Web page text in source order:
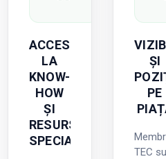
ACCES
LA
KNOW-
HOW
ȘI
RESURSE
SPECIALIZATE
ȘI
PE
TEC